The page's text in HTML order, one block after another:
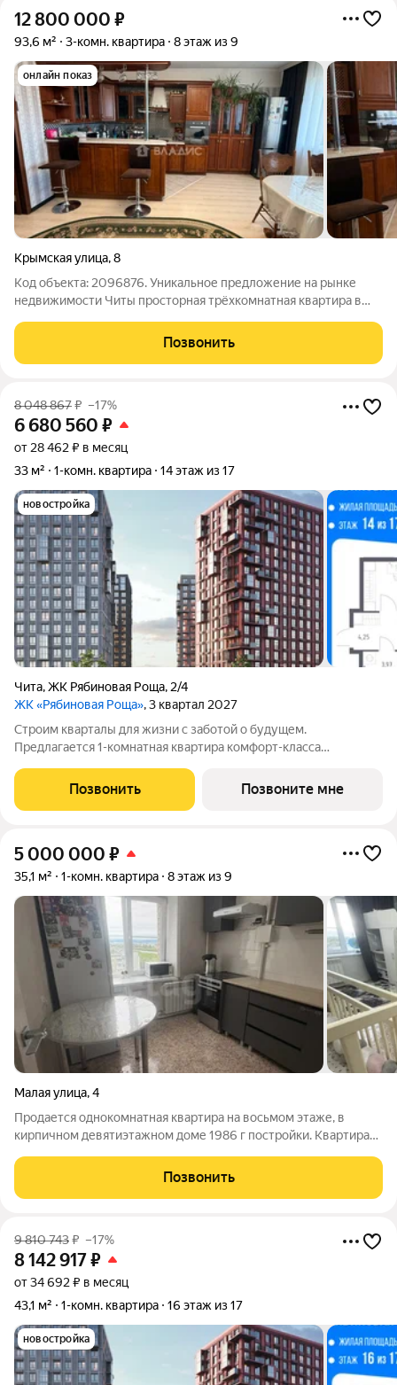
12 800 000 ₽
93,6 м² 3-комн. квартира 8 этаж из 9
онлайн показ
Крымская улица,8
Код объекта: 2096876. Уникальное предложение на рынке
недвижимости Читы просторная трёхкомнатная квартира в
расположена на восьмом этаже девятиэтажного дома 2004
года постройки. Общая площадь
Позвонить
8 048 867₽ –17%
6 680 560 ₽
от 28 462 ₽ в месяц
33 м²
1-комн. квартира 14 этаж из 17
новостройка
Чита,ЖК Рябиновая Роща, 2/4
ЖК «Рябиновая Роща», 3 квартал 2027
Строим кварталы для жизни с заботой о будущем.
Предлагается 1-комнатная квартира комфорт-класса
на 14-м этаже, в жилом комплексе "Рябиновая Роща".Квартиры
без отделки. Доступность опции
Позвонить Позвоните мне
5 000 000 ₽
35,1 м² 1-комн. квартира 8 этаж из 9
Малая улица,4
Продается однокомнатная квартира на восьмом этаже, в
кирпичном девятиэтажном доме 1986 г постройки. Квартира
окон открывается вид на "Набережную". В квартира сделан
современный ремонт в 2025
Позвонить
9 810 743₽ –17%
8 142 917₽
от 34 692 ₽ в месяц
43,1 м²
1-комн. квартира 16 этаж из 17
новостройка